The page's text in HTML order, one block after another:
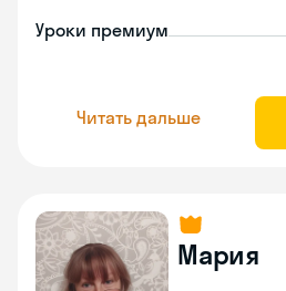
Уроки премиум
Читать дальше
Мария